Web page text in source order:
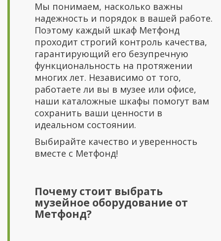
Мы понимаем, насколько важны
надежность и порядок в вашей работе.
Поэтому каждый шкаф Метфонд
проходит строгий контроль качества,
гарантирующий его безупречную
функциональность на протяжении
многих лет. Независимо от того,
работаете ли вы в музее или офисе,
наши каталожные шкафы помогут вам
сохранить ваши ценности в
идеальном состоянии.
Выбирайте качество и уверенность
вместе с Метфонд!
Почему стоит выбрать
музейное оборудование от
Метфонд?